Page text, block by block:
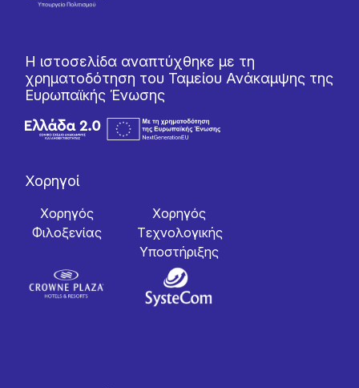
Η ιστοσελίδα αναπτύχθηκε με τη
χρηματοδότηση του Ταμείου Ανάκαμψης της
Ευρωπαϊκής Ένωσης
Χορηγοί
Χορηγός
Φιλοξενίας
Χορηγός
Tεχνολογικής
Yποστήριξης